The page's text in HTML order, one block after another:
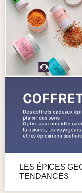
LES ÉPICES
TENDANCES